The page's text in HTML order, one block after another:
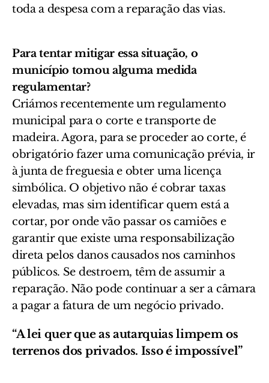
toda a despesa com a reparação das vias.
Para tentar mitigar essa situação, o
município tomou alguma medida
regulamentar?
Criámos recentemente um regulamento
municipal para o corte e transporte de
madeira. Agora, para se proceder ao corte, é
obrigatório fazer uma comunicação prévia, ir
à junta de freguesia e obter uma licença
simbólica. O objetivo não é cobrar taxas
elevadas, mas sim identificar quem está a
cortar, por onde vão passar os camiões e
garantir que existe uma responsabilização
direta pelos danos causados nos caminhos
públicos. Se destroem, têm de assumir a
reparação. Não pode continuar a ser a câmara
a pagar a fatura de um negócio privado.
“A lei quer que as autarquias limpem os
terrenos dos privados. Isso é impossível”